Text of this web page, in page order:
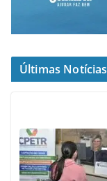
Últimas Notícias